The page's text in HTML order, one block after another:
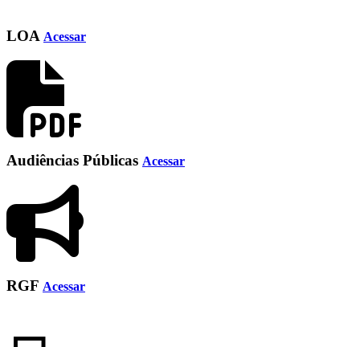
LOA Acessar
Audiências Públicas Acessar
RGF Acessar